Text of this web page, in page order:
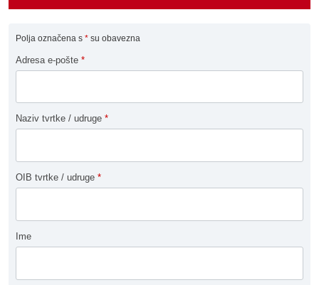
Polja označena s * su obavezna
Adresa e-pošte *
Naziv tvrtke / udruge *
OIB tvrtke / udruge *
Ime